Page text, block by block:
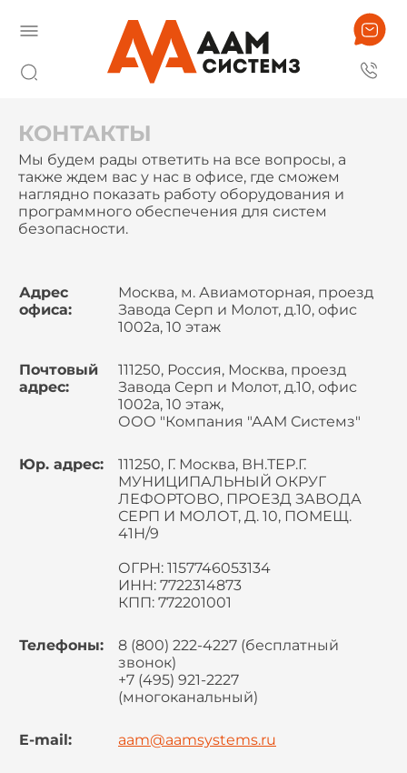
КОНТАКТЫ
Мы будем рады ответить на все вопросы, а
также ждем вас у нас в офисе, где сможем
наглядно показать работу оборудования и
программного обеспечения для систем
безопасности.
Адрес
офиса:
Москва, м. Авиамоторная, проезд
Завода Серп и Молот, д.10, офис
1002а, 10 этаж
Почтовый
адрес:
111250, Россия, Москва, проезд
Завода Серп и Молот, д.10, офис
1002а, 10 этаж,
ООО "Компания "ААМ Системз"
Юр. адрес:
111250, Г. Москва, ВН.ТЕР.Г.
МУНИЦИПАЛЬНЫЙ ОКРУГ
ЛЕФОРТОВО, ПРОЕЗД ЗАВОДА
СЕРП И МОЛОТ, Д. 10, ПОМЕЩ.
41Н/9
ОГРН: 1157746053134
ИНН: 7722314873
КПП: 772201001
Телефоны:
8 (800) 222-4227 (бесплатный
звонок)
+7 (495) 921-2227
(многоканальный)
E-mail: aam@aamsystems.ru